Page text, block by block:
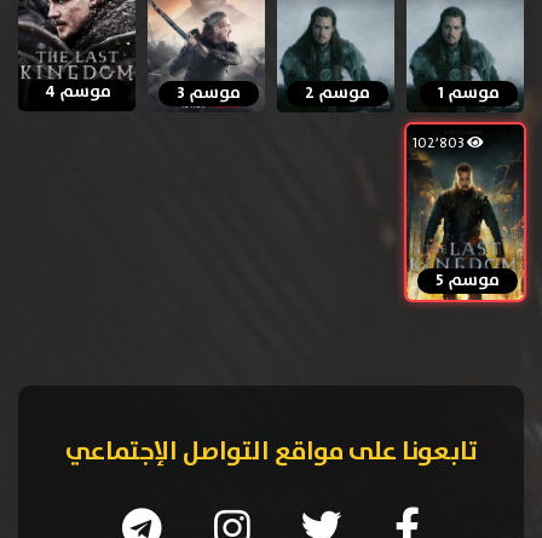
موسم 1 موسم 2 موسم 3 موسم 4
موسم 5
تابعونا على مواقع التواصل الإجتماعي